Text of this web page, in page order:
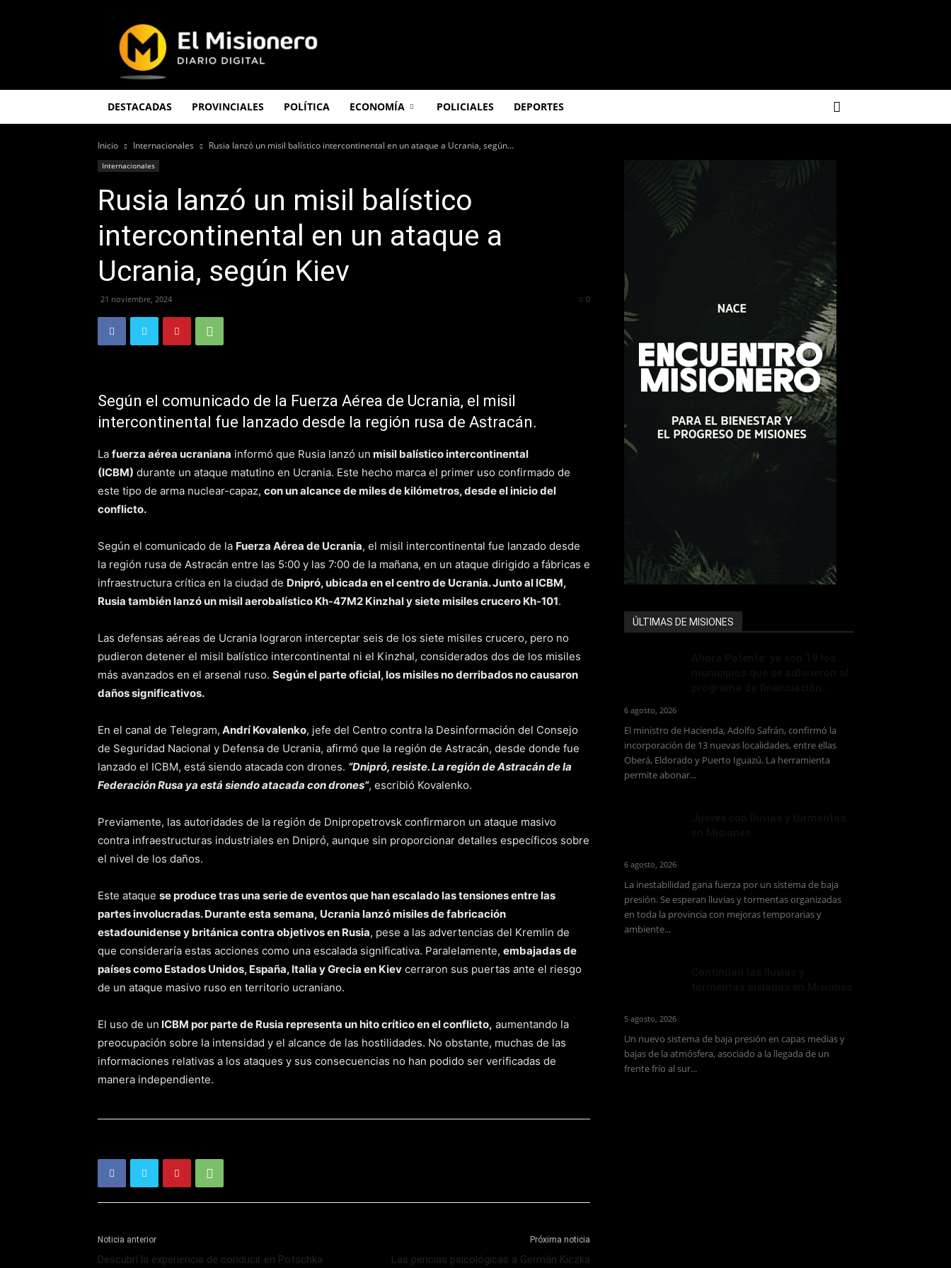
Misionero
DESTACADAS PROVINCIALES POLÍTICA ECONOMÍA POLICIALES DEPORTES
Inicio Internacionales Rusia lanzó un misil balístico intercontinental en un ataque a Ucrania, según...
Internacionales
Rusia lanzó un misil balístico
intercontinental en un ataque a
Ucrania, según Kiev
21 noviembre, 2024 0
Según el comunicado de la Fuerza Aérea de Ucrania, el misil
intercontinental fue lanzado desde la región rusa de Astracán.
La fuerza aérea ucraniana informó que Rusia lanzó un misil balístico intercontinental
(ICBM) durante un ataque matutino en Ucrania. Este hecho marca el primer uso confirmado de
este tipo de arma nuclear-capaz, con un alcance de miles de kilómetros, desde el inicio del
conflicto.
Según el comunicado de la Fuerza Aérea de Ucrania, el misil intercontinental fue lanzado desde
la región rusa de Astracán entre las 5:00 y las 7:00 de la mañana, en un ataque dirigido a fábricas e
infraestructura crítica en la ciudad de Dnipró, ubicada en el centro de Ucrania. Junto al ICBM,
Rusia también lanzó un misil aerobalístico Kh-47M2 Kinzhal y siete misiles crucero Kh-101.
Las defensas aéreas de Ucrania lograron interceptar seis de los siete misiles crucero, pero no
pudieron detener el misil balístico intercontinental ni el Kinzhal, considerados dos de los misiles
más avanzados en el arsenal ruso. Según el parte oficial, los misiles no derribados no causaron
daños significativos.
En el canal de Telegram, Andrí Kovalenko, jefe del Centro contra la Desinformación del Consejo
de Seguridad Nacional y Defensa de Ucrania, afirmó que la región de Astracán, desde donde fue
lanzado el ICBM, está siendo atacada con drones. “Dnipró, resiste. La región de Astracán de la
Federación Rusa ya está siendo atacada con drones”, escribió Kovalenko.
Previamente, las autoridades de la región de Dnipropetrovsk confirmaron un ataque masivo
contra infraestructuras industriales en Dnipró, aunque sin proporcionar detalles específicos sobre
el nivel de los daños.
Este ataque se produce tras una serie de eventos que han escalado las tensiones entre las
partes involucradas. Durante esta semana, Ucrania lanzó misiles de fabricación
estadounidense y británica contra objetivos en Rusia, pese a las advertencias del Kremlin de
que consideraría estas acciones como una escalada significativa. Paralelamente, embajadas de
países como Estados Unidos, España, Italia y Grecia en Kiev cerraron sus puertas ante el riesgo
de un ataque masivo ruso en territorio ucraniano.
El uso de un ICBM por parte de Rusia representa un hito crítico en el conflicto, aumentando la
preocupación sobre la intensidad y el alcance de las hostilidades. No obstante, muchas de las
informaciones relativas a los ataques y sus consecuencias no han podido ser verificadas de
manera independiente.
Noticia anterior
Descubrí la experiencia de conducir en Potschka
Próxima noticia
Las pericias psicológicas a Germán Kiczka
ÚLTIMAS DE MISIONES
6 agosto, 2026
El ministro de Hacienda, Adolfo Safrán, confirmó la
incorporación de 13 nuevas localidades, entre ellas
Oberá, Eldorado y Puerto Iguazú. La herramienta
permite abonar...
6 agosto, 2026
La inestabilidad gana fuerza por un sistema de baja
presión. Se esperan lluvias y tormentas organizadas
en toda la provincia con mejoras temporarias y
ambiente...
5 agosto, 2026
Un nuevo sistema de baja presión en capas medias y
bajas de la atmósfera, asociado a la llegada de un
frente frío al sur...